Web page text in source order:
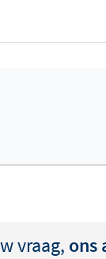
vraag, ons